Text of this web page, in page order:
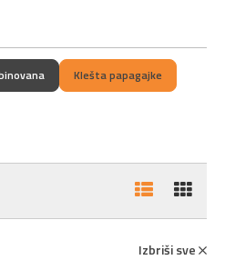
Klešta papagajke
Izbriši sve